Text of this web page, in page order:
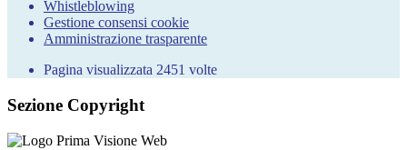
Whistleblowing
Gestione consensi cookie
Amministrazione trasparente
Pagina visualizzata 2451 volte
Sezione Copyright